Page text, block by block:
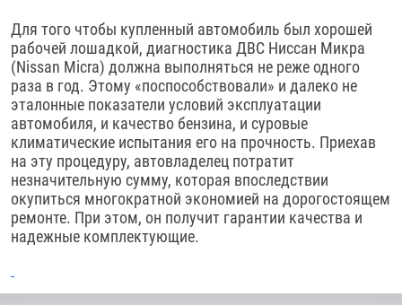
Для того чтобы купленный автомобиль был хорошей
рабочей лошадкой, диагностика ДВС Ниссан Микра
(Nissan Micra) должна выполняться не реже одного
раза в год. Этому «поспособствовали» и далеко не
эталонные показатели условий эксплуатации
автомобиля, и качество бензина, и суровые
климатические испытания его на прочность. Приехав
на эту процедуру, автовладелец потратит
незначительную сумму, которая впоследствии
окупиться многократной экономией на дорогостоящем
ремонте. При этом, он получит гарантии качества и
надежные комплектующие.